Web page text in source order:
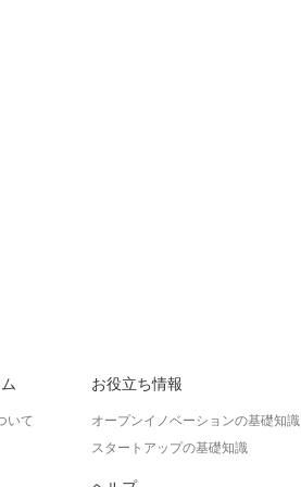
いて
お役立ち情報
オープンイノベーションの基礎知識
スタートアップの基礎知識